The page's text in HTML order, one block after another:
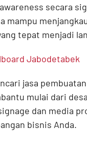
secara
mampu
tepat menjadi
Jabodetabek
jasa
mulai dari
dan media
bisnis Anda.